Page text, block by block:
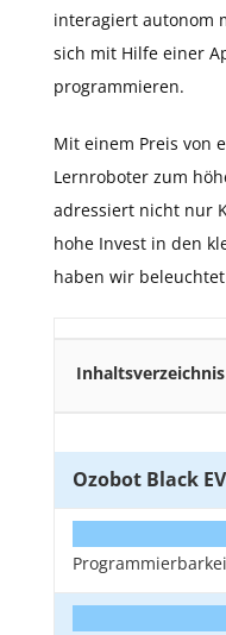
interagiert autonom
sich mit Hilfe einer
programmieren.
Mit einem Preis von
Lernroboter zum
adressiert nicht nur
hohe Invest in den
haben wir
Inhaltsverzeichnis
Ozobot Black